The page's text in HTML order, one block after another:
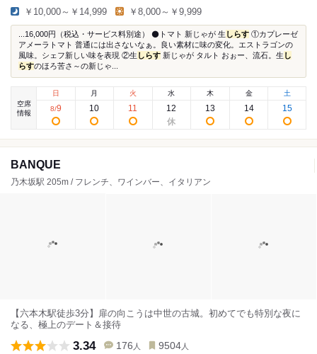
￥10,000～￥14,999 ￥8,000～￥9,999
...16,000円（税込・サービス料別途） ⚫トマト 新じゃが 生 しらす ①カプレーゼ
アメーラトマト 普通には出さないなぁ。良い素材に味の変化。エストラゴンの
風味。シェフ新しい味を表現 ②生 しらす 新じゃが タルト おぉー、流石。生 し
らすのほろ苦さ～の新じゃ...
空席
情報
日
8/9
月
10
火
11
水
12
木
13
金
14
土
15
BANQUE
乃木坂駅 205m / フレンチ、ワインバー、イタリアン
【六本木駅徒歩3分】扉の向こうは中世の古城。初めてでも特別な夜に
なる、極上のデート＆接待
3.34 176 人 9504 人